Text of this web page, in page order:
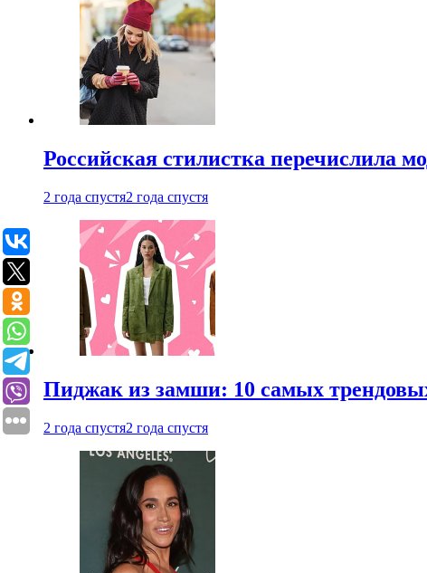
Российская стилистка перечислила
2 года спустя2 года спустя
Пиджак из замши: 10 самых
2 года спустя2 года спустя